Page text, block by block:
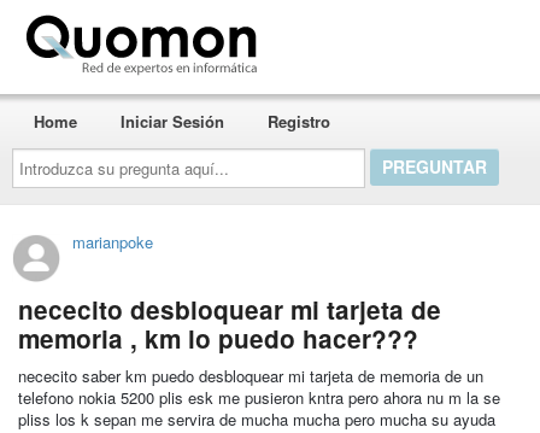
Introduzca
su
pregunta
aquí...
Home Iniciar Sesión Registro
marianpoke
nececito desbloquear mi tarjeta de
memoria , km lo puedo hacer???
nececito saber km puedo desbloquear mi tarjeta de memoria de un
telefono nokia 5200 plis esk me pusieron kntra pero ahora nu m la se
pliss los k sepan me servira de mucha mucha pero mucha su ayuda